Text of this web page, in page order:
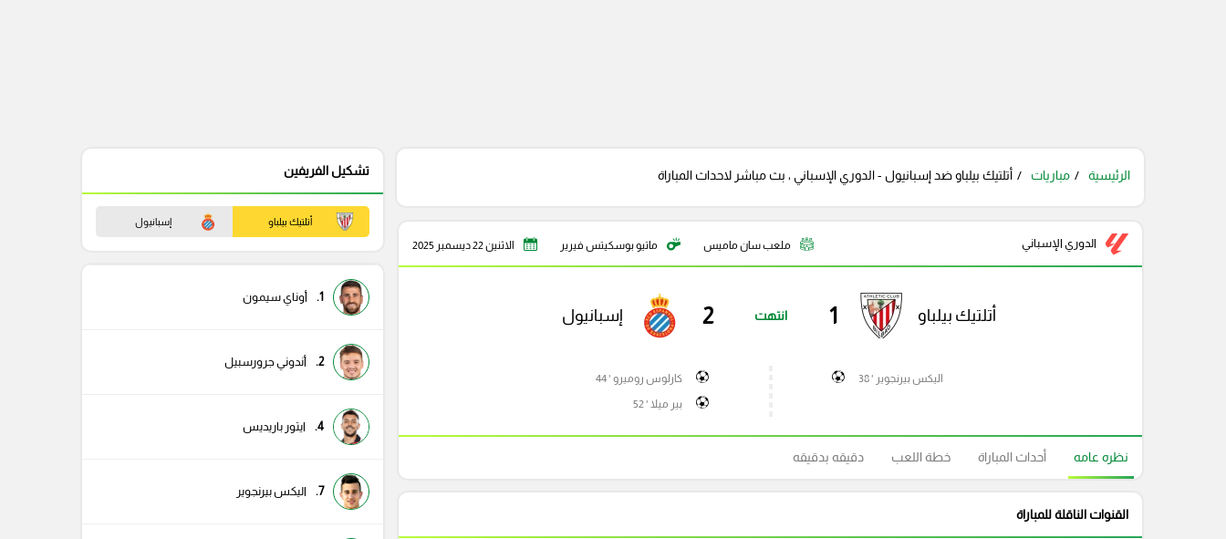
الرئيسية مباريات أتلتيك بيلباو ضد إسبانيول - الدوري الإسباني ، بث مباشر لاحداث المباراة
الدوري الإسباني ملعب سان ماميس ماتيو بوسكيتس فيرير الاثنين 22 ديسمبر 2025
أتلتيك بيلباو 1 انتهت 2 إسبانيول
اليكس بيرنجوير ' 38
كارلوس روميرو ' 44
بير ميلا ' 52
نظره عامه أحداث المباراة خطة اللعب دقيقه بدقيقه
القنوات الناقلة للمباراة
تشكيل الفريفين
أتلتيك بيلباو إسبانيول
1. أوناي سيمون
2. أندوني جرورسبيل
4. ايتور باريديس
7. اليكس بيرنجوير